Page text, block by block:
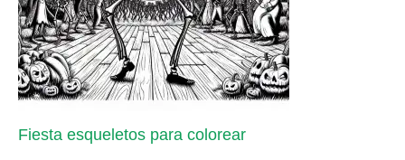
Fiesta esqueletos para colorear